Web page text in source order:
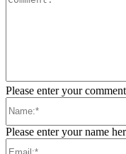
Please enter your
Please enter your name